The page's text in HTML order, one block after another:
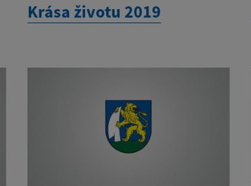
Krása životu 2019